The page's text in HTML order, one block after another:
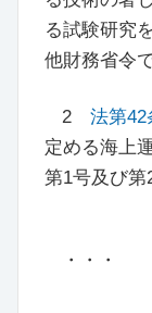
る試験研究
他財務省令
2 法第42
定める海上
第1号及び第
・・・